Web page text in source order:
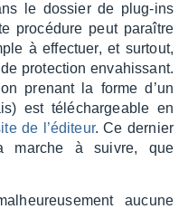
le dossier de plug-ins
procé­dure peut paraître
à effec­tuer, et surtout,
protec­tion enva­his­sant.
prenant la forme d’un
est télé­char­geable en
de l’édi­teur. Ce dernier
marche à suivre, que
aucune